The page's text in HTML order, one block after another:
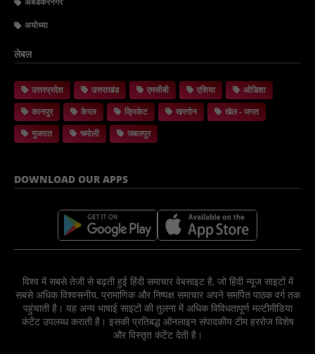
अयोध्या
लेबल
उत्तरप्रदेश उत्तराखंड एमसीबी एशिया
ओडिशा
कानपुर
केरल क्रिकेट खरगोन
खेल - जगत
गुजरात
चमोली जबलपुर
DOWNLOAD OUR APPS
विश्व में सबसे तेजी से बढ़ती हुई हिंदी समाचार वेबसाइट है, जो हिंदी न्यूज साइटों में
सबसे अधिक विश्वसनीय, प्रामाणिक और निष्पक्ष समाचार अपने समर्पित पाठक वर्ग तक
पहुंचाती है। यह अन्य भाषाई साइटों की तुलना में अधिक विविधतापूर्ण मल्टीमीडिया
कंटेंट उपलब्ध कराती है। इसकी प्रतिबद्ध ऑनलाइन संपादकीय टीम हररोज विशेष
और विस्तृत कंटेंट देती है।